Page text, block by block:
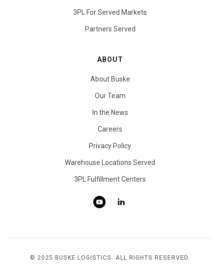
3PL For Served Markets
Partners Served
ABOUT
About Buske
Our Team
In the News
Careers
Privacy Policy
Warehouse Locations Served
3PL Fulfillment Centers
© 2025 BUSKE LOGISTICS. ALL RIGHTS RESERVED.